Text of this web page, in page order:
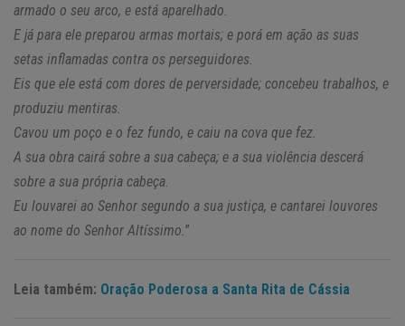
armado o seu arco, e está aparelhado.
E já para ele preparou armas mortais; e porá em ação as suas
setas inflamadas contra os perseguidores.
Eis que ele está com dores de perversidade; concebeu trabalhos, e
produziu mentiras.
Cavou um poço e o fez fundo, e caiu na cova que fez.
A sua obra cairá sobre a sua cabeça; e a sua violência descerá
sobre a sua própria cabeça.
Eu louvarei ao Senhor segundo a sua justiça, e cantarei louvores
ao nome do Senhor Altíssimo. ”
Leia também: Oração Poderosa a Santa Rita de Cássia